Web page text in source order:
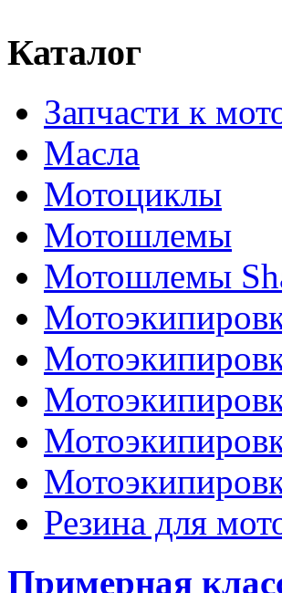
Каталог
Запчасти к
Масла
Мотоциклы
Мотошлемы
Мотошлемы
Резина для
Примерная